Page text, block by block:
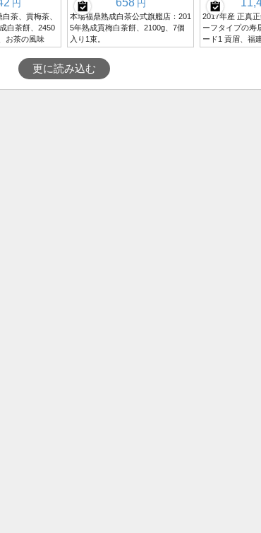
円
茶、貢梅茶、
白茶餅、2450
お茶の風味
円
本場福鼎熟成白茶公式旗艦店：201
5年熟成貢梅白茶餅、2100g、7個
入り1束。
2017年産 正真
ーフタイプの寿
ード1 貢眉、福
更に読み込む